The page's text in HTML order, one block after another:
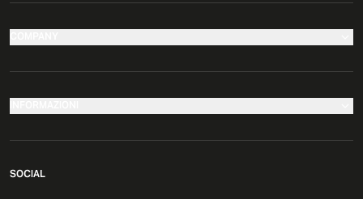
I nostri negozi
Azienda
Governance
SOCIAL